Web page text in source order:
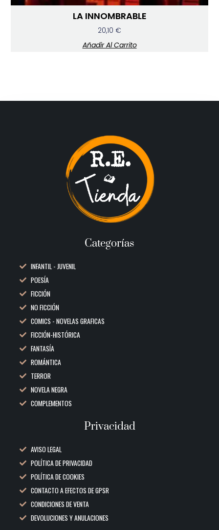
LA INNOMBRABLE
20,10 €
Añadir Al Carrito
Categorías
INFANTIL - JUVENIL
POESÍA
FICCIÓN
NO FICCIÓN
COMICS - NOVELAS GRAFICAS
FICCIÓN-HISTÓRICA
FANTASÍA
ROMÁNTICA
TERROR
NOVELA NEGRA
COMPLEMENTOS
Privacidad
AVISO LEGAL
POLÍTICA DE PRIVACIDAD
POLÍTICA DE COOKIES
CONTACTO A EFECTOS DE GPSR
CONDICIONES DE VENTA
DEVOLUCIONES Y ANULACIONES